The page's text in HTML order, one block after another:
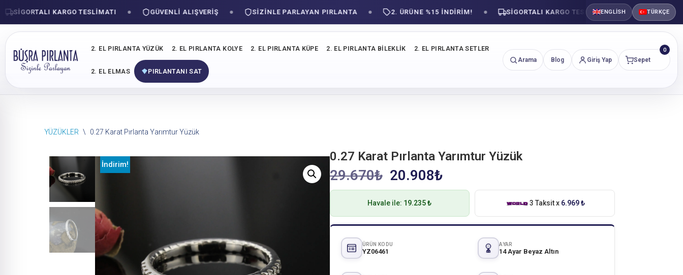
ENGLISH TÜRKÇE
SIGORTALI KARGO TESLIMATI GÜVENLI ALIŞVERIŞ SIZINLE PARLAYAN PIRLANTA 2. ÜRÜNE %15 İNDİRİM! SIGORTALI KARGO TESLIMATI GÜVENLI
2. EL PIRLANTA YÜZÜK 2. EL PIRLANTA KOLYE 2. EL PIRLANTA KÜPE 2. EL PIRLANTA BILEKLIK 2. EL PIRLANTA SETLER
2. EL ELMAS PIRLANTANI SAT
Arama Blog Giriş Yap Sepet
0
YÜZÜKLER \ 0.27 Karat Pırlanta Yarımtur Yüzük
İndirim!
0.27 Karat Pırlanta Yarımtur Yüzük
29.670₺ 20.908₺
Havale ile: 19.235 ₺ 3 Taksit x 6.969 ₺
ÜRÜN KODU
YZ06461
AYAR
14 Ayar Beyaz Altın